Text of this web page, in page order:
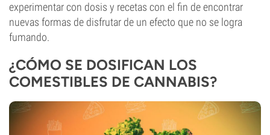
experimentar con dosis y recetas con el fin de encontrar
nuevas formas de disfrutar de un efecto que no se logra
fumando.
¿CÓMO SE DOSIFICAN LOS
COMESTIBLES DE CANNABIS?